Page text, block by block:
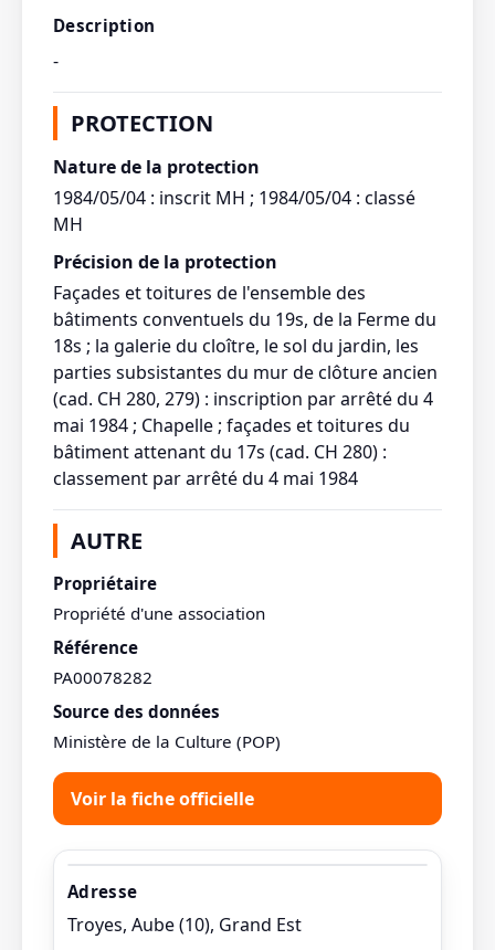
Description
-
PROTECTION
Nature de la protection
1984/05/04 : inscrit MH ; 1984/05/04 : classé
MH
Précision de la protection
Façades et toitures de l'ensemble des
bâtiments conventuels du 19s, de la Ferme du
18s ; la galerie du cloître, le sol du jardin, les
parties subsistantes du mur de clôture ancien
(cad. CH 280, 279) : inscription par arrêté du 4
mai 1984 ; Chapelle ; façades et toitures du
bâtiment attenant du 17s (cad. CH 280) :
classement par arrêté du 4 mai 1984
AUTRE
Propriétaire
Propriété d'une association
Référence
PA00078282
Source des données
Ministère de la Culture (POP)
Voir la fiche officielle
Adresse
Troyes, Aube (10), Grand Est